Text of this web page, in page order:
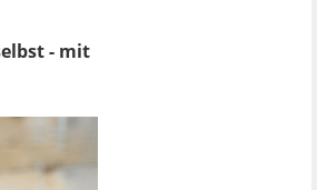
- mit